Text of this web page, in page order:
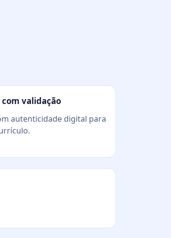
validação
autenticidade digital para